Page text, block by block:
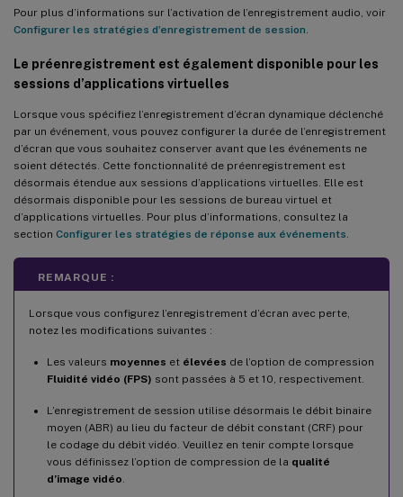
Pour plus d’informations sur l’activation de l’enregistrement audio, voir
Configurer les stratégies d’enregistrement de session
Le préenregistrement est également disponible pour les
sessions d’applications virtuelles
Lorsque vous spécifiez l’enregistrement d’écran dynamique déclenché
par un événement, vous pouvez configurer la durée de l’enregistrement
d’écran que vous souhaitez conserver avant que les événements ne
soient détectés. Cette fonctionnalité de préenregistrement est
désormais étendue aux sessions d’applications virtuelles. Elle est
désormais disponible pour les sessions de bureau virtuel et
d’applications virtuelles. Pour plus d’informations, consultez la
section Configurer les stratégies de réponse aux événements
REMARQUE :
Lorsque vous configurez l’enregistrement d’écran avec perte,
notez les modifications suivantes :
Les valeurs moyennes et élevées de l’option de compression
Fluidité vidéo (FPS) sont passées à 5 et 10, respectivement.
L’enregistrement de session utilise désormais le débit binaire
moyen (ABR) au lieu du facteur de débit constant (CRF) pour
le codage du débit vidéo. Veuillez en tenir compte lorsque
vous définissez l’option de compression de la qualité
d’image vidéo
Prise en charge de Windows 11
Prise en charge de la visualisation des données d’événements
Contrôler les modifications apportées au registre
Stratégies renommées
Nouveautés dans la version 2107
Enregistrement d’écran dynamique déclenché par un événement
Nouveautés dans la version 2106
Enregistrer les événements uniquement
Nouveautés dans la version 2104
Amélioration au niveau de la création et du stockage de fichiers
Nouveautés dans la version 2103
Prise en charge du déploiement de la base de données sur AWS
RDS